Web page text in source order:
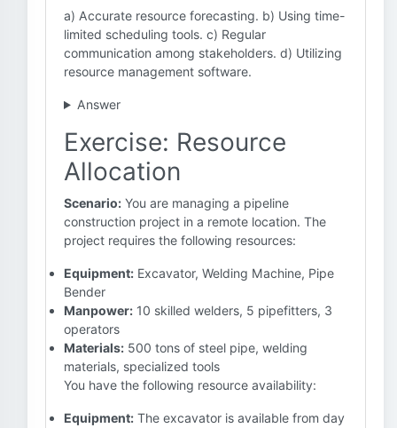
a) Accurate resource forecasting. b) Using time-
limited scheduling tools. c) Regular
communication among stakeholders. d) Utilizing
resource management software.
Answer
Exercise: Resource
Allocation
Scenario: You are managing a pipeline
construction project in a remote location. The
project requires the following resources:
Equipment: Excavator, Welding Machine, Pipe
Bender
Manpower: 10 skilled welders, 5 pipefitters, 3
operators
Materials: 500 tons of steel pipe, welding
materials, specialized tools
You have the following resource availability:
Equipment: The excavator is available from day